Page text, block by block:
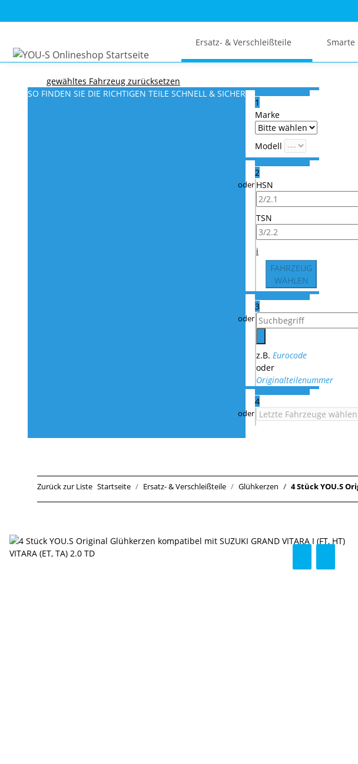
Ersatz- & Verschleißteile Smarte
gewähltes Fahrzeug zurücksetzen
SO FINDEN SIE DIE RICHTIGEN TEILE SCHNELL & SICHER
1
Marke
Modell
2
HSN
TSN
i
FAHRZEUG
WÄHLEN
3
z.B. Eurocode
oder
Originalteilenummer
4
Zurück zur Liste Startseite Ersatz- & Verschleißteile Glühkerzen 4 Stück YOU.S